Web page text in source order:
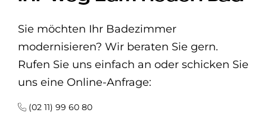
Sie möchten Ihr Badezimmer
modernisieren? Wir beraten Sie gern.
Rufen Sie uns einfach an oder schicken Sie
uns eine Online-Anfrage:
(02 11) 99 60 80